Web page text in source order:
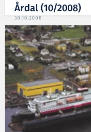
Årdal (10/2008)
30.10.2008